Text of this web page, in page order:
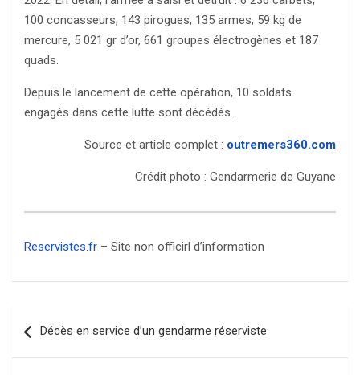
100 concasseurs, 143 pirogues, 135 armes, 59 kg de
mercure, 5 021 gr d’or, 661 groupes électrogènes et 187
quads.
Depuis le lancement de cette opération, 10 soldats
engagés dans cette lutte sont décédés.
Source et article complet : outremers360.com
Crédit photo : Gendarmerie de Guyane
Reservistes.fr – Site non officirl d’information
de
Décès en service d’un gendarme réserviste